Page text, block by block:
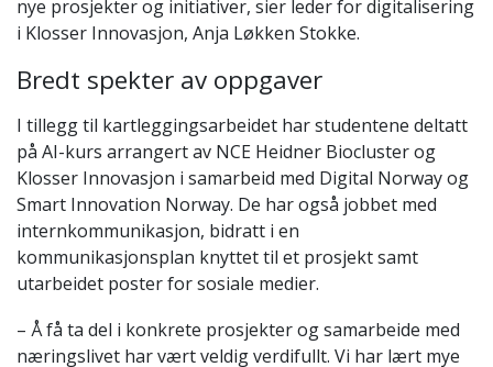
nye prosjekter og initiativer, sier leder for digitalisering
i Klosser Innovasjon, Anja Løkken Stokke.
Bredt spekter av oppgaver
I tillegg til kartleggingsarbeidet har studentene deltatt
på AI-kurs arrangert av NCE Heidner Biocluster og
Klosser Innovasjon i samarbeid med Digital Norway og
Smart Innovation Norway. De har også jobbet med
internkommunikasjon, bidratt i en
kommunikasjonsplan knyttet til et prosjekt samt
utarbeidet poster for sosiale medier.
– Å få ta del i konkrete prosjekter og samarbeide med
næringslivet har vært veldig verdifullt. Vi har lært mye